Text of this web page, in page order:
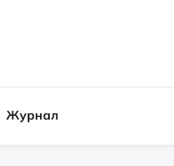
Журнал